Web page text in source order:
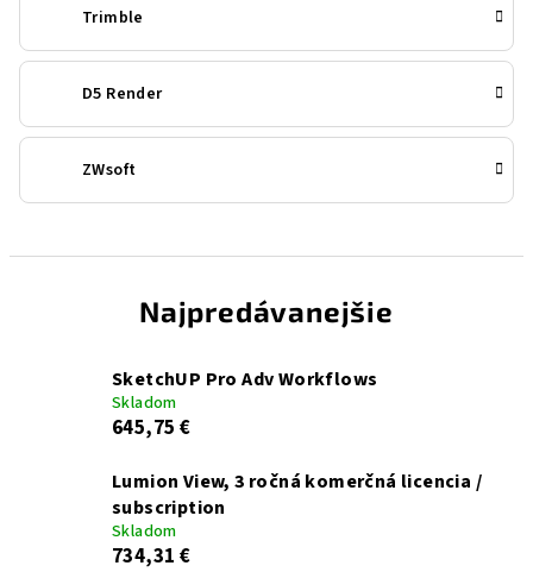
Trimble
D5 Render
ZWsoft
Najpredávanejšie
SketchUP Pro Adv Workflows
Skladom
645,75 €
Lumion View, 3 ročná komerčná licencia /
subscription
Skladom
734,31 €